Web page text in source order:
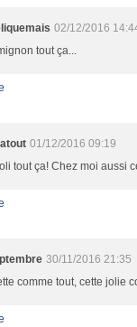
02/12/2016
tout ça...
01/12/2016 09:19
tout ça! Chez moi aussi
30/11/2016 21:35
comme tout, cette jolie